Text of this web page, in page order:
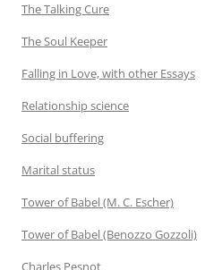
The Talking Cure
The Soul Keeper
Falling in Love, with other Essays
Relationship science
Social buffering
Marital status
Tower of Babel (M. C. Escher)
Tower of Babel (Benozzo Gozzoli)
Charles Pesnot